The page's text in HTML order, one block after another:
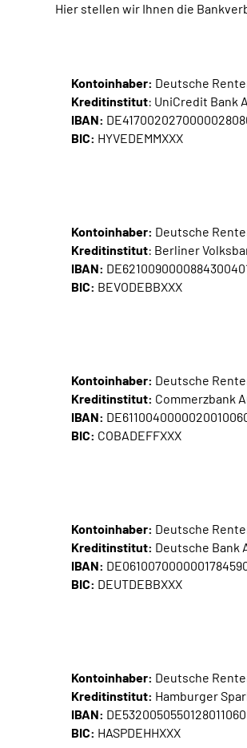
Hier stellen wir Ihnen die
Kontoinhaber: Deutsche
Kreditinstitut: UniCredit Bank
IBAN:
BIC: HYVEDEMMXXX
Kontoinhaber: Deutsche
Kreditinstitut: Berliner
IBAN:
BIC: BEVODEBBXXX
Kontoinhaber: Deutsche
Kreditinstitut: Commerzbank
IBAN:
BIC: COBADEFFXXX
Kontoinhaber: Deutsche
Kreditinstitut: Deutsche Bank
IBAN:
BIC: DEUTDEBBXXX
Kontoinhaber: Deutsche
Kreditinstitut: Hamburger
IBAN:
BIC: HASPDEHHXXX